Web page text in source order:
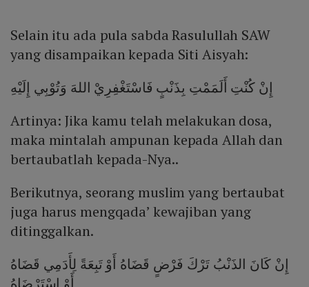
Selain itu ada pula sabda Rasulullah SAW
yang disampaikan kepada Siti Aisyah:
إِنْ كُنْتِ أَلَمَمْتِ بِذَنْبٍ فَاسْتَغْفِرِيْ اللهَ وَتُوْبِي إِلَيْهِ
Artinya: Jika kamu telah melakukan dosa,
maka mintalah ampunan kepada Allah dan
bertaubatlah kepada-Nya..
Berikutnya, seorang muslim yang bertaubat
juga harus mengqada’ kewajiban yang
ditinggalkan.
إِنْ كَانَ الذَنْبُ تَرْكَ فَرْضٍ قَضَاهُ أَوْ تَبِعَةً لِأَدَمِي قَضَاهُ